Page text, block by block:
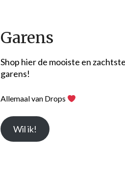
Garens
Shop hier de mooiste en
garens!
Allemaal van Drops
Wil ik!